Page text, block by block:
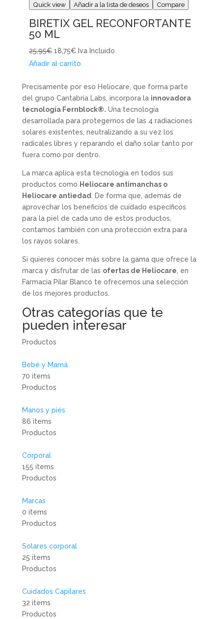
Quick view Añadir a la lista de deseos Compare
BIRETIX GEL RECONFORTANTE
50 ML
25,95€ 18,75€ Iva Incluido
Añadir al carrito
Precisamente por eso Heliocare, que forma parte
del grupo Cantabria Labs, incorpora la innovadora
tecnología Fernblock®. Una tecnología
desarrollada para protegernos de las 4 radiaciones
solares existentes, neutralizando a su vez los
radicales libres y reparando el daño solar tanto por
fuera como por dentro.
La marca aplica esta tecnología en todos sus
productos como Heliocare antimanchas o
Heliocare antiedad. De forma que, además de
aprovechar los beneficios de cuidado específicos
para la piel de cada uno de estos productos,
contamos también con una protección extra para
los rayos solares.
Si quieres conocer más sobre la gama que ofrece la
marca y disfrutar de las ofertas de Heliocare, en
Farmacia Pilar Blanco te ofrecemos una selección
de los mejores productos.
Otras categorías que te
pueden interesar
Productos
Bebé y Mamá
70 items
Productos
Manos y piés
86 items
Productos
Corporal
155 items
Productos
Marcas
0 items
Productos
Solares corporal
25 items
Productos
Cuidados Capilares
32 items
Productos